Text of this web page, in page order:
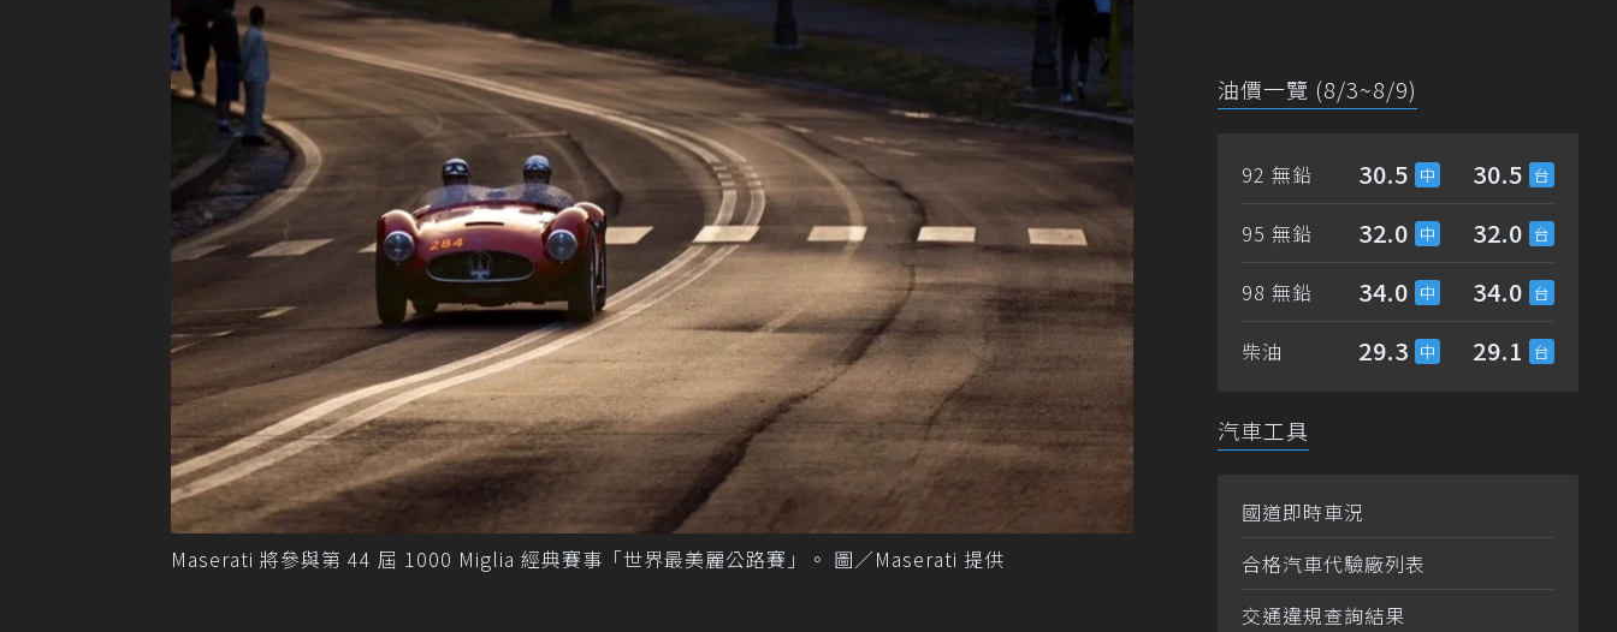
Maserati 將參與第 44 屆 1000 Miglia 經典賽事「世界最美麗公路賽」。 圖／Maserati 提供
油價一覽 (8/3~8/9)
92 無鉛 30.5 30.5
95 無鉛 32.0 32.0
98 無鉛 34.0 34.0
柴油 29.3 29.1
汽車工具
國道即時車況
合格汽車代驗廠列表
交通違規查詢結果